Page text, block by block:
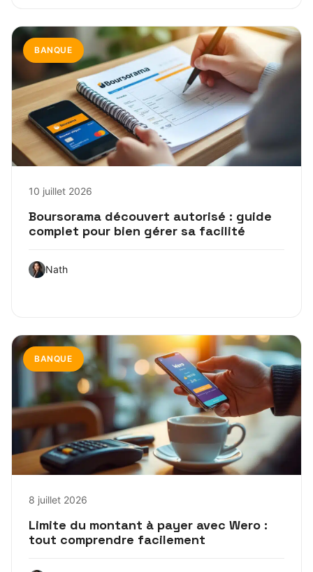
BANQUE
10 juillet 2026
Boursorama découvert autorisé : guide
complet pour bien gérer sa facilité
Nath
BANQUE
8 juillet 2026
Limite du montant à payer avec Wero :
tout comprendre facilement